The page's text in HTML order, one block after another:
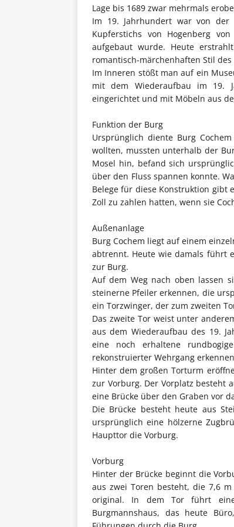
Lage bis 1689 zwar mehrmals
Im 19. Jahrhundert war von
Kupferstichs von Hogenberg
aufgebaut wurde. Heute
romantisch-märchenhaften Stil des
Im Inneren stößt man auf ein
mit dem Wiederaufbau im 19.
eingerichtet und mit Möbeln aus
Funktion der Burg
Ursprünglich diente Burg
wollten, mussten unterhalb der
Mosel hin, befand sich
über den Fluss spannen konnte.
Belege für diese Konstruktion gibt
Zoll zu zahlen hatten, wenn sie
Außenanlage
Burg Cochem liegt auf einem
abtrennt. Heute wie damals führt
zur Burg.
Auf dem Weg nach oben lassen
steinerne Pfeiler erkennen, die
ein Torzwinger, der zum zweiten
Das zweite Tor weist unter
aus dem Wiederaufbau des 19.
eine noch erhaltene
rekonstruierter Wehrgang
Hinter dem großen Torturm
zur Vorburg. Der Vorplatz besteht
eine Brücke über den Graben vor
Die Brücke besteht heute aus
ursprünglich eine hölzerne
Haupttor die Vorburg.
Vorburg
Hinter der Brücke beginnt die
aus zwei Toren besteht, die 7,6
original. In dem Tor führt eine
Burgmannshaus, das heute